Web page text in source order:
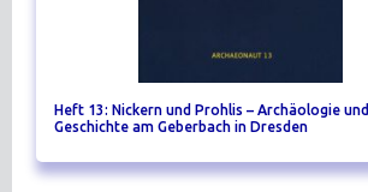
Heft 13: Nickern und Prohlis – Archäologie und
Geschichte am Geberbach in Dresden